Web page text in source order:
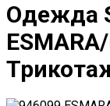
Одежда